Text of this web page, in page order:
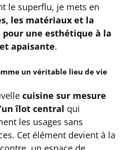
le superflu, je mets en
les matériaux et la
une esthétique à la
apaisante.
un véritable lieu de vie
cuisine sur mesure
îlot central qui
les usages sans
Cet élément devient à la